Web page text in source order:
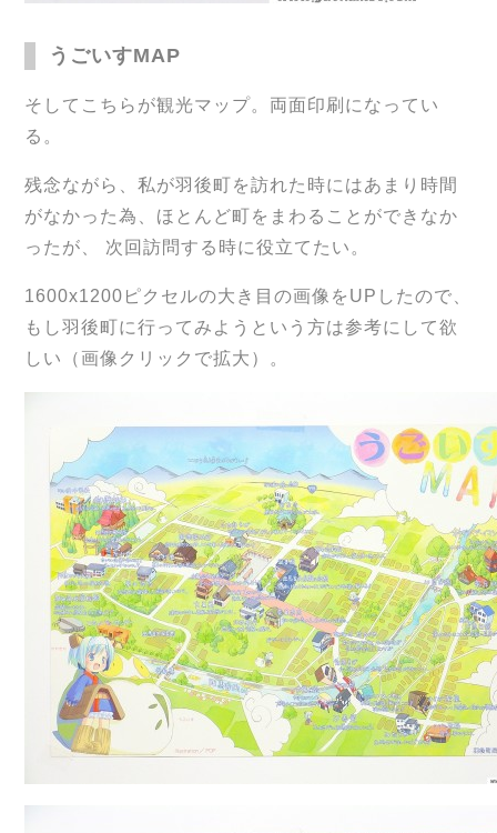
うごいすMAP
そしてこちらが観光マップ。両面印刷になってい
る。
残念ながら、私が羽後町を訪れた時にはあまり時間
がなかった為、ほとんど町をまわることができなか
ったが、 次回訪問する時に役立てたい。
1600x1200ピクセルの大き目の画像をUPしたので、
もし羽後町に行ってみようという方は参考にして欲
しい（画像クリックで拡大）。